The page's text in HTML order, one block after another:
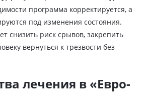
программа корректируется, а
под изменения состояния.
снизить риск срывов, закрепить
вернуться к трезвости без
лечения в «Евро-